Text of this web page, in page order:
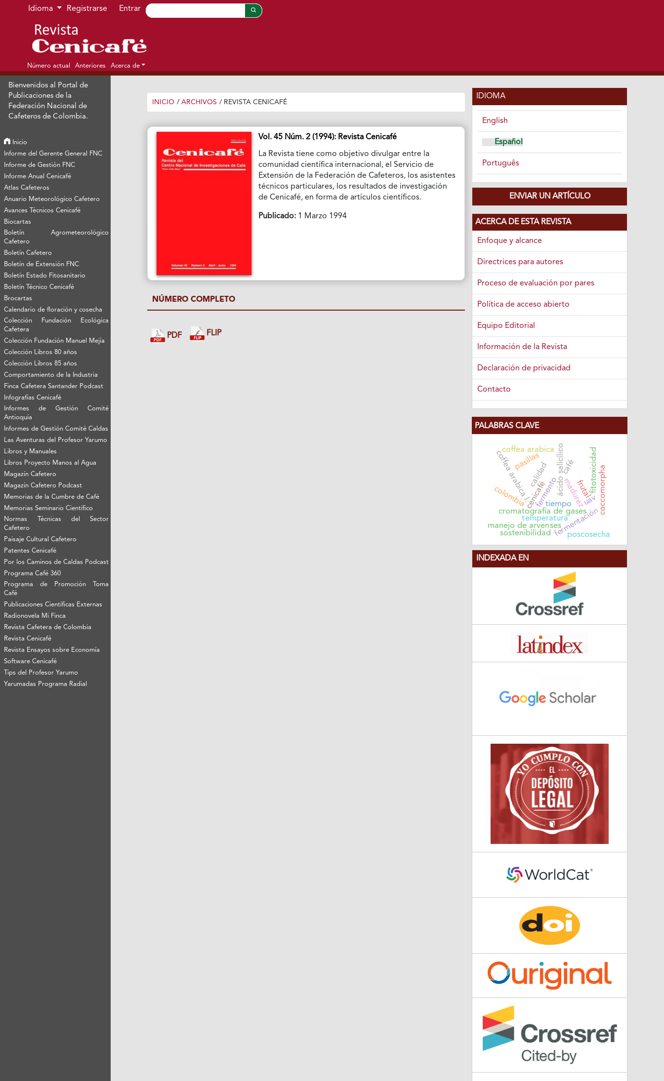
Ir al menú de navegación principal
Ir al contenido principal
Ir al pie de página del sitio
Idioma Registrarse Entrar
Número actual Anteriores Acerca de
Bienvenidos al Portal de
Publicaciones de la
Federación Nacional de
Cafeteros de Colombia.
Inicio
Informe del Gerente General FNC
Informe de Gestión FNC
Informe Anual Cenicafé
Atlas Cafeteros
Anuario Meteorológico Cafetero
Avances Técnicos Cenicafé
Biocartas
Boletín Agrometeorológico
Cafetero
Boletín Cafetero
Boletín de Extensión FNC
Boletín Estado Fitosanitario
Boletín Técnico Cenicafé
Brocartas
Calendario de floración y cosecha
Colección Fundación Ecológica
Cafetera
Colección Fundación Manuel Mejía
Colección Libros 80 años
Colección Libros 85 años
Comportamiento de la Industria
Finca Cafetera Santander Podcast
Infografías Cenicafé
Informes de Gestión Comité
Antioquía
Informes de Gestión Comité Caldas
Las Aventuras del Profesor Yarumo
Libros y Manuales
Libros Proyecto Manos al Agua
Magazín Cafetero
Magazín Cafetero Podcast
Memorias de la Cumbre de Café
Memorias Seminario Científico
Normas Técnicas del Sector
Cafetero
Paisaje Cultural Cafetero
Patentes Cenicafé
Por los Caminos de Caldas Podcast
Programa Café 360
Programa de Promoción Toma
Café
Publicaciones Científicas Externas
Radionovela Mi Finca
Revista Cafetera de Colombia
Revista Cenicafé
Revista Ensayos sobre Economía
Software Cenicafé
Tips del Profesor Yarumo
Yarumadas Programa Radial
INICIO / ARCHIVOS / REVISTA CENICAFÉ
Vol. 45 Núm. 2 (1994): Revista Cenicafé
La Revista tiene como objetivo divulgar entre la
comunidad científica internacional, el Servicio de
Extensión de la Federación de Cafeteros, los asistentes
técnicos particulares, los resultados de investigación
de Cenicafé, en forma de artículos científicos.
Publicado: 1 Marzo 1994
NÚMERO COMPLETO
PDF FLIP
IDIOMA
English
Español
Português
ENVIAR UN ARTÍCULO
ACERCA DE ESTA REVISTA
Enfoque y alcance
Directrices para autores
Proceso de evaluación por pares
Política de acceso abierto
Equipo Editorial
Información de la Revista
Declaración de privacidad
Contacto
PALABRAS CLAVE
ácido salicílicocafé
cenicafé
cromatografía de gases
frutal
madurez
calidad
fermentación
fermento
tiempo
temperatura
coffea arabica l.
manejo de arvenses
fitotoxicidad
sostenibilidad
colombia
coffea arabica
coccomorpha
pasillas
poscosecha
uav
INDEXADA EN